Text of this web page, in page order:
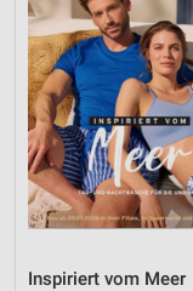
Inspiriert vom Meer